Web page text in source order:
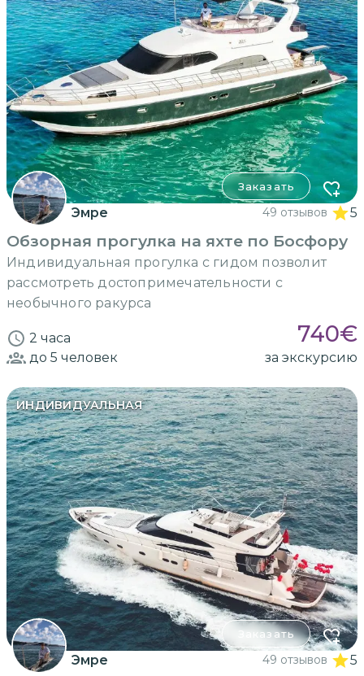
Заказать
Эмре 49 отзывов 5
Обзорная прогулка на яхте по Босфору
Индивидуальная прогулка с гидом позволит
рассмотреть достопримечательности с
необычного ракурса
2 часа 740€
до 5 человек за экскурсию
ИНДИВИДУАЛЬНАЯ
Заказать
Эмре 49 отзывов 5